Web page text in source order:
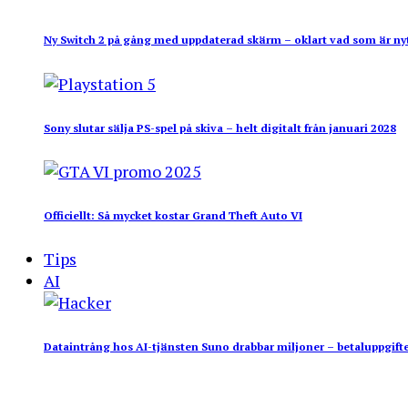
Ny Switch 2 på gång med uppdaterad skärm – oklart vad som är
Sony slutar sälja PS-spel på skiva – helt digitalt från januari 2028
Officiellt: Så mycket kostar Grand Theft Auto VI
Tips
AI
Dataintrång hos AI-tjänsten Suno drabbar miljoner –